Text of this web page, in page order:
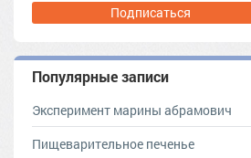
Подписаться
Популярные записи
Эксперимент марины абрамович
Пищеварительное печенье